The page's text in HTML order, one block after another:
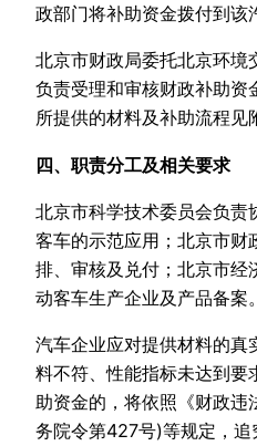
政部门将补助资金拨付到该
北京市财政局委托北京环境
负责受理和审核财政补助资
所提供的材料及补助流程见
四、职责分工及相关要求
北京市科学技术委员会负责
客车的示范应用；北京市财
排、审核及兑付；北京市经
动客车生产企业及产品备案。
汽车企业应对提供材料的真
料不符、性能指标未达到要
助资金的，将依照《财政违
务院令第427号)等规定，